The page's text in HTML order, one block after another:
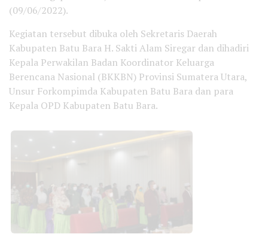
(09/06/2022).
Kegiatan tersebut dibuka oleh Sekretaris Daerah
Kabupaten Batu Bara H. Sakti Alam Siregar dan dihadiri
Kepala Perwakilan Badan Koordinator Keluarga
Berencana Nasional (BKKBN) Provinsi Sumatera Utara,
Unsur Forkompimda Kabupaten Batu Bara dan para
Kepala OPD Kabupaten Batu Bara.